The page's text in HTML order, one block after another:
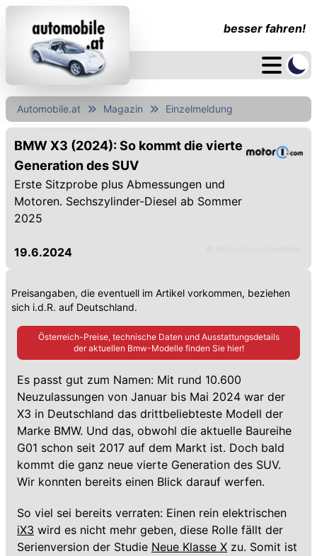
besser fahren!
Automobile.at Magazin Einzelmeldung
BMW X3 (2024): So kommt die vierte
Generation des SUV
Erste Sitzprobe plus Abmessungen und
Motoren. Sechszylinder-Diesel ab Sommer
2025
19.6.2024
Preisangaben, die eventuell im Artikel vorkommen, beziehen
sich i.d.R. auf Deutschland.
Österreich-Preise, technische Daten und Ausstattungsdetails
der aktuellen Bmw-Modelle finden Sie hier!
Es passt gut zum Namen: Mit rund 10.600
Neuzulassungen von Januar bis Mai 2024 war der
X3 in Deutschland das drittbeliebteste Modell der
Marke BMW. Und das, obwohl die aktuelle Baureihe
G01 schon seit 2017 auf dem Markt ist. Doch bald
kommt die ganz neue vierte Generation des SUV.
Wir konnten bereits einen Blick darauf werfen.
So viel sei bereits verraten: Einen rein elektrischen
iX3 wird es nicht mehr geben, diese Rolle fällt der
Serienversion der Studie Neue Klasse X zu. Somit ist